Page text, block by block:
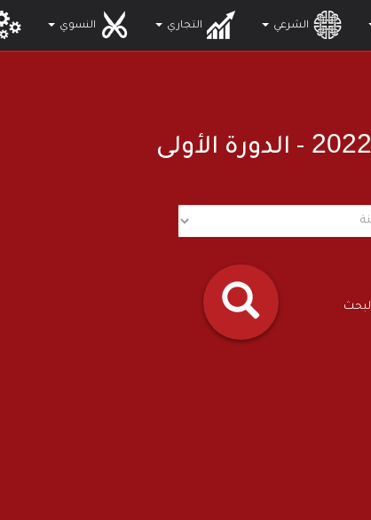
الشرعي التجاري النسوي
- الدورة الأولى
البحث